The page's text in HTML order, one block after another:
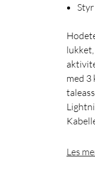
med 3
Les